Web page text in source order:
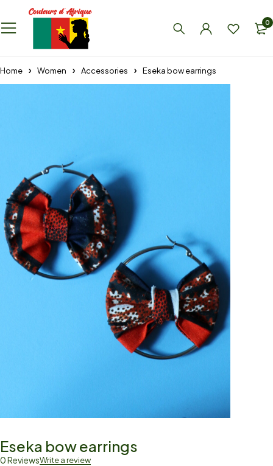
0
Home Women Accessories Eseka bow earrings
Eseka bow earrings
0 ReviewsWrite a review